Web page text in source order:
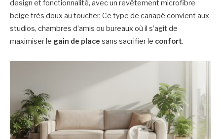
design et fonctionnalité, avec un revêtement microfibre
beige très doux au toucher. Ce type de canapé convient aux
studios, chambres d’amis ou bureaux où il s’agit de
maximiser le gain de place sans sacrifier le confort.